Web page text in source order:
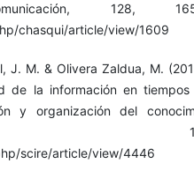
128, 165-
chasqui/article/view/1609
J. M. & Olivera Zaldua, M.
de la información en
y organización del
13-
scire/article/view/4446